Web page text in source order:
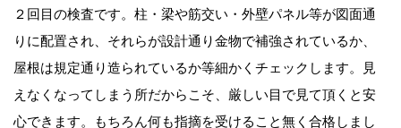
２回目の検査です。柱・梁や筋交い・外壁パネル等が図面通
りに配置され、それらが設計通り金物で補強されているか、
屋根は規定通り造られているか等細かくチェックします。見
えなくなってしまう所だからこそ、厳しい目で見て頂くと安
心できます。もちろん何も指摘を受けること無く合格しまし